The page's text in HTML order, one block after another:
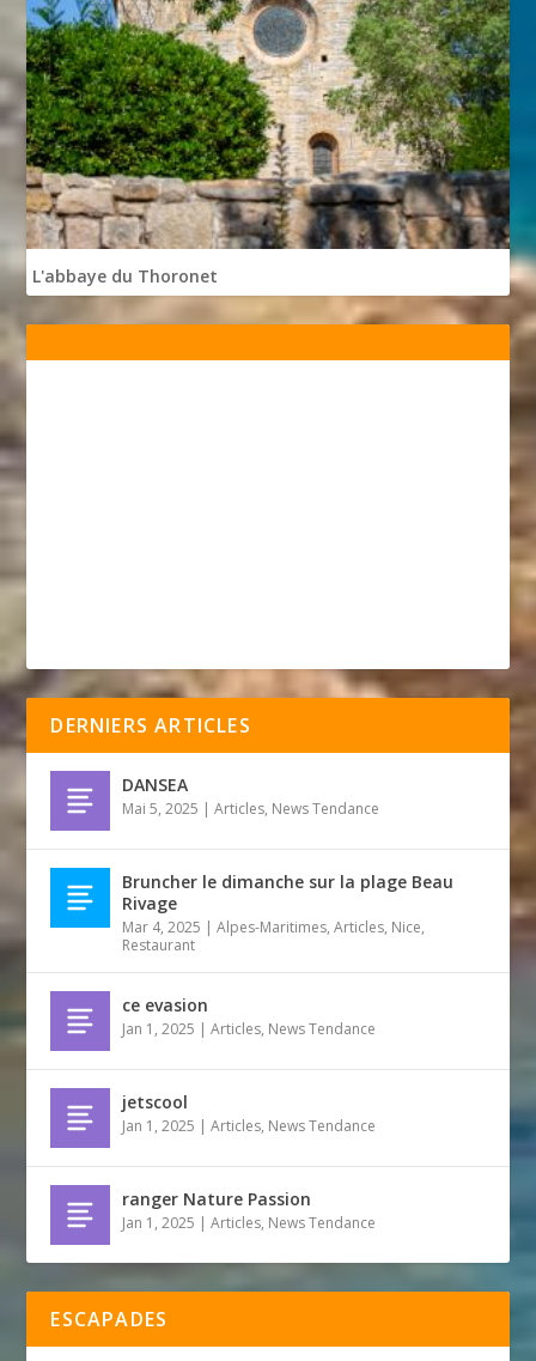
L'abbaye du Thoronet
DERNIERS ARTICLES
DANSEA
Mai 5, 2025 |Articles, News Tendance
Bruncher le dimanche sur la plage Beau
Rivage
Mar 4, 2025 |Alpes-Maritimes,Articles, Nice,
Restaurant
ce evasion
Jan 1, 2025 |Articles, News Tendance
jetscool
Jan 1, 2025 |Articles, News Tendance
ranger Nature Passion
Jan 1, 2025 |Articles, News Tendance
ESCAPADES